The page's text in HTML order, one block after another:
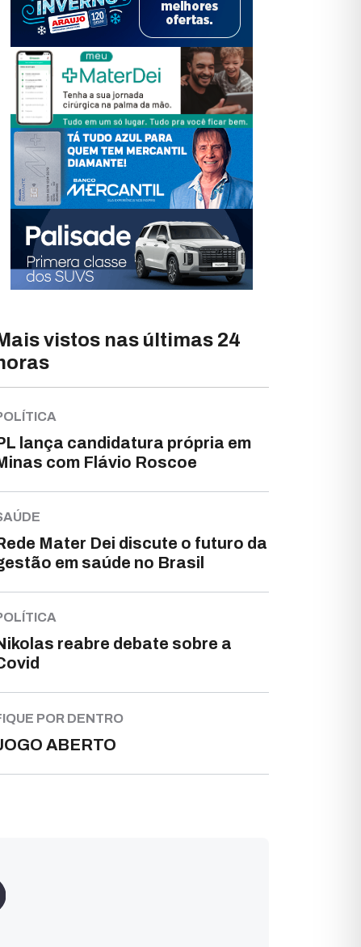
vistos nas últimas 24
lança candidatura própria em
com Flávio Roscoe
Mater Dei discute o futuro da
em saúde no Brasil
reabre debate sobre a
POR DENTRO
ABERTO